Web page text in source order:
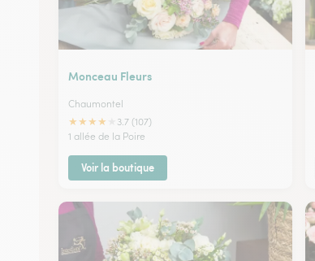
Monceau Fleurs
Chaumontel
★★★★
3.7 (107)
1 allée de la Poire
Voir la boutique